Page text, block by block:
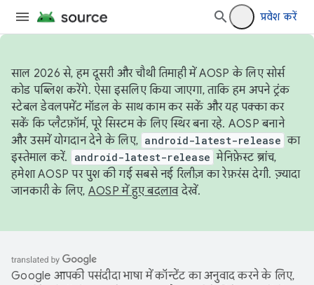
प्रवेश करें
साल 2026 से, हम दूसरी और चौथी तिमाही में AOSP के लिए सोर्स
कोड पब्लिश करेंगे. ऐसा इसलिए किया जाएगा, ताकि हम अपने ट्रंक
स्टेबल डेवलपमेंट मॉडल के साथ काम कर सकें और यह पक्का कर
सकें कि प्लैटफ़ॉर्म, पूरे सिस्टम के लिए स्थिर बना रहे. AOSP बनाने
और उसमें योगदान देने के लिए, android-latest-release का
इस्तेमाल करें.
android-latest-release मेनिफ़ेस्ट ब्रांच,
हमेशा AOSP पर पुश की गई सबसे नई रिलीज़ का रेफ़रंस देगी. ज़्यादा
जानकारी के लिए, AOSP में हुए बदलावदेखें.
Google आपकी पसंदीदा भाषा में कॉन्टेंट का अनुवाद करने के लिए,